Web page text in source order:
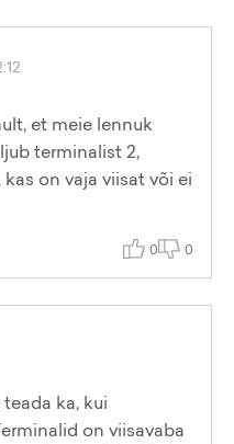
et meie lennuk
terminalist 2,
on vaja viisat või ei
0 0
ka, kui
on viisavaba